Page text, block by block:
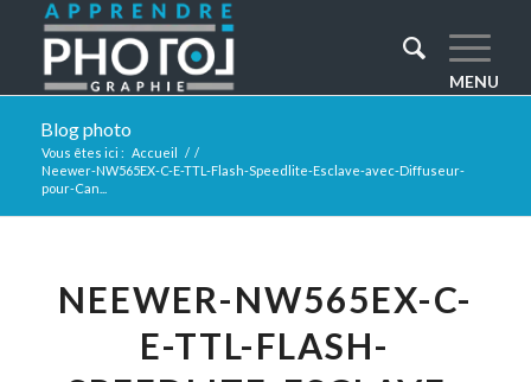
Blog photo
Vous êtes ici : Accueil / /
Neewer-NW565EX-C-E-TTL-Flash-Speedlite-Esclave-avec-Diffuseur-
pour-Can...
NEEWER-NW565EX-C-
E-TTL-FLASH-